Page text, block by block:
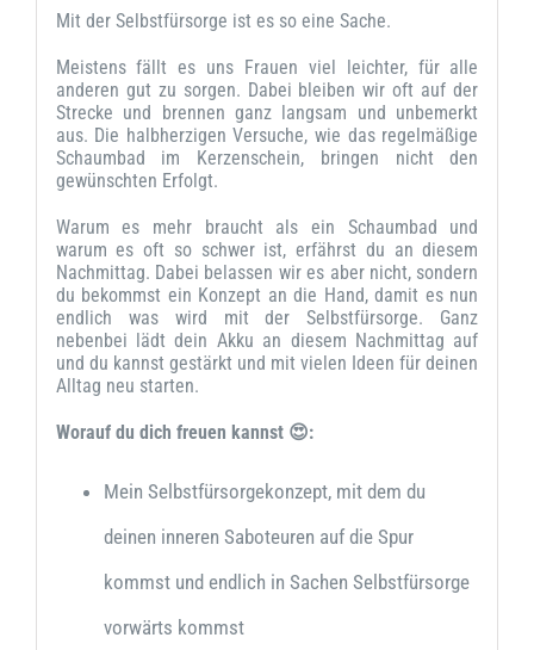
Mit der Selbstfürsorge ist es so eine Sache.
Meistens fällt es uns Frauen viel leichter, für alle
anderen gut zu sorgen. Dabei bleiben wir oft auf der
Strecke und brennen ganz langsam und unbemerkt
aus. Die halbherzigen Versuche, wie das regelmäßige
Schaumbad im Kerzenschein, bringen nicht den
gewünschten Erfolgt.
Warum es mehr braucht als ein Schaumbad und
warum es oft so schwer ist, erfährst du an diesem
Nachmittag. Dabei belassen wir es aber nicht, sondern
du bekommst ein Konzept an die Hand, damit es nun
endlich was wird mit der Selbstfürsorge. Ganz
nebenbei lädt dein Akku an diesem Nachmittag auf
und du kannst gestärkt und mit vielen Ideen für deinen
Alltag neu starten.
Worauf du dich freuen kannst 😍:
Mein Selbstfürsorgekonzept, mit dem du
deinen inneren Saboteuren auf die Spur
kommst und endlich in Sachen Selbstfürsorge
vorwärts kommst